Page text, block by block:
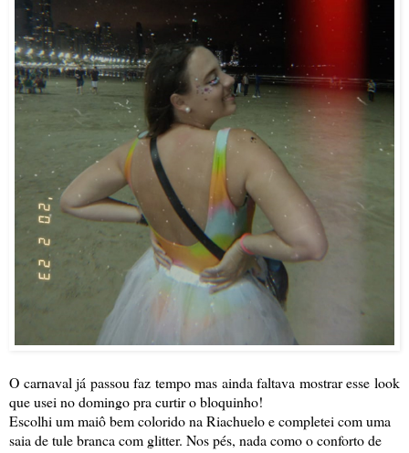
O carnaval já passou faz tempo mas ainda faltava mostrar esse look
que usei no domingo pra curtir o bloquinho!
Escolhi um maiô bem colorido na Riachuelo e completei com uma
saia de tule branca com glitter. Nos pés, nada como o conforto de